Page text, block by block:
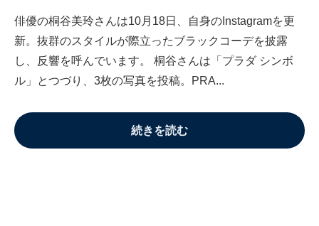
俳優の桐谷美玲さんは10月18日、自身のInstagramを更
新。抜群のスタイルが際立ったブラックコーデを披露
し、反響を呼んでいます。 桐谷さんは「プラダ シンボ
ル」とつづり、3枚の写真を投稿。PRA...
続きを読む